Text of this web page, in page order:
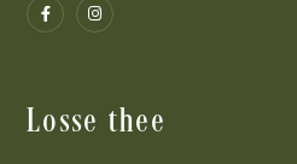
Losse thee